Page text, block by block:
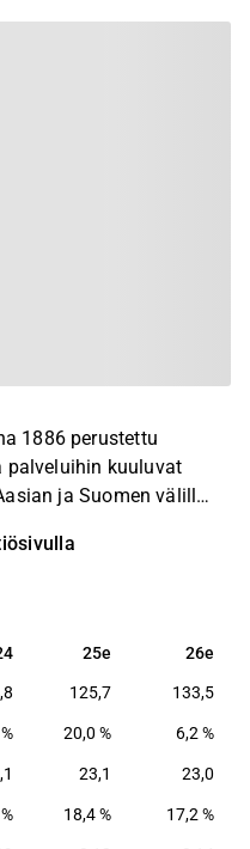
1886 perustettu
palveluihin kuuluvat
ja Suomen välillä
25e 26e
25e 26e
125,7 133,5
20,0 % 6,2 %
23,1 23,0
18,4 % 17,2 %